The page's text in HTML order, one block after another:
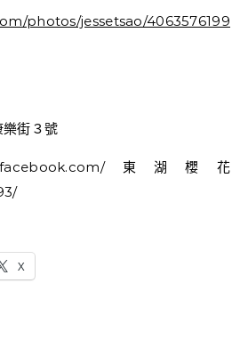
photos/jessetsao/
街３號
東湖櫻花
X